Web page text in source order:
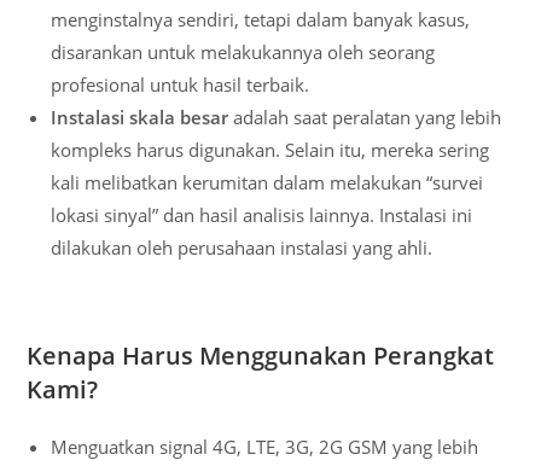
menginstalnya sendiri, tetapi dalam banyak kasus,
disarankan untuk melakukannya oleh seorang
profesional untuk hasil terbaik.
Instalasi skala besaradalah saat peralatan yang lebih
kompleks harus digunakan. Selain itu, mereka sering
kali melibatkan kerumitan dalam melakukan “survei
lokasi sinyal” dan hasil analisis lainnya. Instalasi ini
dilakukan oleh perusahaan instalasi yang ahli.
Kenapa Harus Menggunakan Perangkat
Kami?
Menguatkan signal 4G, LTE, 3G, 2G GSM yang lebih